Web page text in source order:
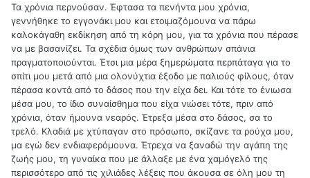
Τα χρόνια περνούσαν. Έφτασα τα πενήντα μου χρόνια,
γεννήθηκε το εγγονάκι μου και ετοιμαζόμουνα να πάρω
καλοκάγαθη εκδίκηση από τη κόρη μου, για τα χρόνια που πέρασε
να με βασανίζει. Τα σχέδια όμως των ανθρώπων σπάνια
πραγματοποιούνται. Έτσι μια μέρα ξημερώματα περπάταγα για το
σπίτι μου μετά από μια ολονύχτια έξοδο με παλιούς φίλους, όταν
πέρασα κοντά από το δάσος που την είχα δει. Και τότε το ένιωσα
μέσα μου, το ίδιο συναίσθημα που είχα νιώσει τότε, πριν από
χρόνια, όταν ήμουνα νεαρός. Έτρεξα μέσα στο δάσος, σα το
τρελό. Κλαδιά με χτύπαγαν στο πρόσωπο, σκίζανε τα ρούχα μου,
μα εγώ δεν ενδιαφερόμουνα. Έτρεχα να ξαναδώ την αγάπη της
ζωής μου, τη γυναίκα που με άλλαξε με ένα χαμόγελό της
περισσότερο από τις χιλιάδες λέξεις που άκουσα σε όλη μου τη